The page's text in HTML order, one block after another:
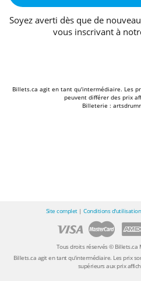
Soyez averti dès que de
vous inscrivant à
Billets.ca agit en tant qu'intermédiaire. Les
peuvent différer des prix
Billeterie :
Site complet| Conditions d'utilisation
Tous droits réservés © Billets.ca
Billets.ca agit en tant qu'intermédiaire. Les prix
supérieurs aux prix